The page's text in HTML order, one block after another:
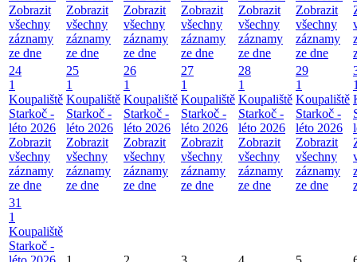
Zobrazit
všechny
záznamy
ze dne
Zobrazit
všechny
záznamy
ze dne
Zobrazit
všechny
záznamy
ze dne
Zobrazit
všechny
záznamy
ze dne
Zobrazit
všechny
záznamy
ze dne
Zobrazit
všechny
záznamy
ze dne
24
1
Koupaliště
Starkoč -
léto 2026
Zobrazit
všechny
záznamy
ze dne
25
1
Koupaliště
Starkoč -
léto 2026
Zobrazit
všechny
záznamy
ze dne
26
1
Koupaliště
Starkoč -
léto 2026
Zobrazit
všechny
záznamy
ze dne
27
1
Koupaliště
Starkoč -
léto 2026
Zobrazit
všechny
záznamy
ze dne
28
1
Koupaliště
Starkoč -
léto 2026
Zobrazit
všechny
záznamy
ze dne
29
1
Koupaliště
Starkoč -
léto 2026
Zobrazit
všechny
záznamy
ze dne
31
1
Koupaliště
Starkoč -